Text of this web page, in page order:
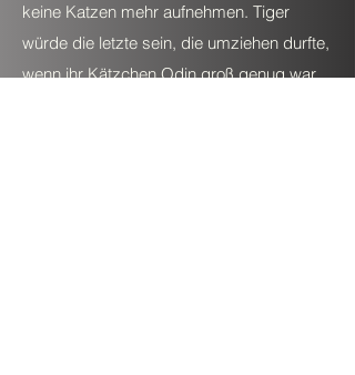
keine Katzen mehr aufnehmen. Tiger
würde die letzte sein, die umziehen durfte,
wenn ihr Kätzchen Odin groß genug war